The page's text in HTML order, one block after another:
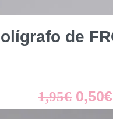
de
1,95€ El
0,50€